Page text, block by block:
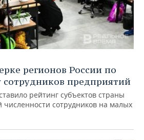
регионов России по
сотрудников предприятий
рейтинг субъектов страны
численности сотрудников на малых